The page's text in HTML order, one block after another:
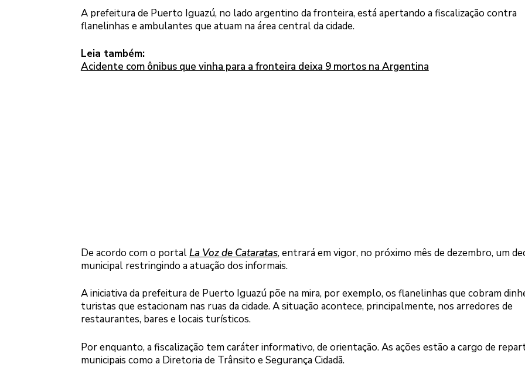
A prefeitura de Puerto Iguazú, no lado argentino da fronteira, está apertando a fiscalização contra
flanelinhas e ambulantes que atuam na área central da cidade.
Leia também:
Acidente com ônibus que vinha para a fronteira deixa 9 mortos na Argentina
De acordo com o portalLa Voz de Cataratas, entrará em vigor, no próximo mês de dezembro, um
municipal restringindo a atuação dos informais.
A iniciativa da prefeitura de Puerto Iguazú põe na mira, por exemplo, os flanelinhas que cobram
turistas que estacionam nas ruas da cidade. A situação acontece, principalmente, nos arredores de
restaurantes, bares e locais turísticos.
Por enquanto, a fiscalização tem caráter informativo, de orientação. As ações estão a cargo de
municipais como a Diretoria de Trânsito e Segurança Cidadã.